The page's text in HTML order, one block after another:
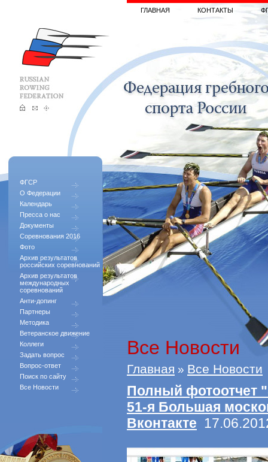
ФГСР
О Федерации
Календарь
Пресса о нас
Документы
Соревнования 2016
Фото
Архив результатов
российских соревнований
Архив результатов
международных
соревнований
Анти-допинг
Партнеры
Методика
Ветеранское движение
Коллеги
Задать вопрос
Вопрос-ответ
Поиск по сайту
Все Новости
ГЛАВНАЯ КОНТАКТЫ
Все Новости
Главная » Все Новости
Полный фотоотчет
51-я Большая
Вконтакте